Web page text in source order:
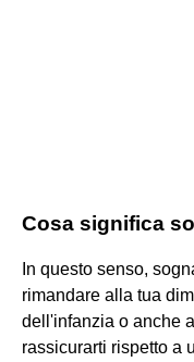
Cosa significa
In questo senso,
rimandare alla tua
dell'infanzia o anche
rassicurarti rispetto a